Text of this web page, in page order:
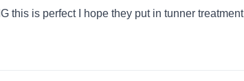
this is perfect I hope they put in tunner treatment